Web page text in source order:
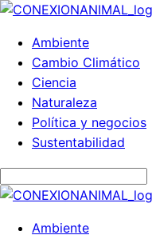
Ambiente
Cambio Climático
Ciencia
Naturaleza
Política y negocios
Sustentabilidad
Ambiente